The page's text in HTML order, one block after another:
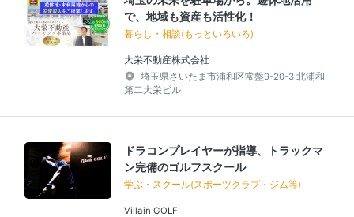
で、地域も資産も活性化！
暮らし・相談(もっといろいろ)
大栄不動産株式会社
埼玉県さいたま市浦和区常盤9-20-3 北浦和
第二大栄ビル
ドラコンプレイヤーが指導、トラックマ
ン完備のゴルフスクール
学ぶ・スクール(スポーツクラブ・ジム等)
Villain GOLF